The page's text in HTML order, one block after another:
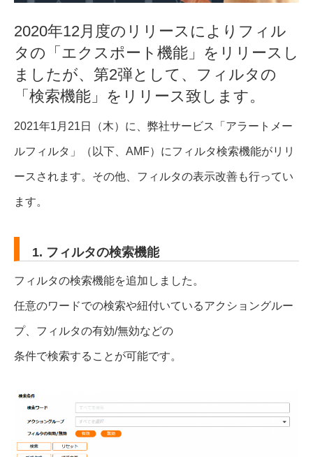
2020年12月度のリリースによりフィル
タの「エクスポート機能」をリリースし
ましたが、第2弾として、フィルタの
「検索機能」をリリース致します。
2021年1月21日（木）に、弊社サービス「アラートメー
ルフィルタ」（以下、AMF）にフィルタ検索機能がリリ
ースされます。その他、フィルタの表示改善も行ってい
ます。
1. フィルタの検索機能
フィルタの検索機能を追加しました。
任意のワードでの検索や紐付いているアクショングルー
プ、フィルタの有効/無効などの
条件で検索することが可能です。